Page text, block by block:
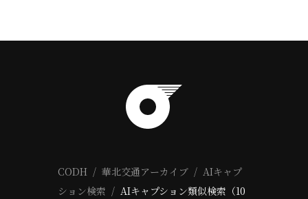
CODH 華北交通アーカイブ
AIキャプ
ション検索
AIキャプション類似検索（10